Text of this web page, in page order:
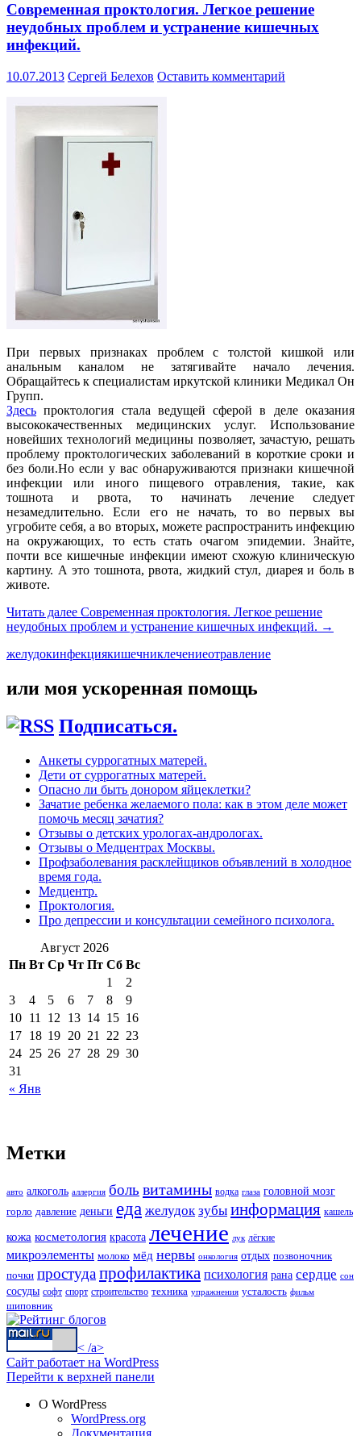
Современная проктология. Легкое решение
неудобных проблем и устранение кишечных
инфекций.
10.07.2013 Сергей Белехов Оставить комментарий
При первых признаках проблем с толстой кишкой или
анальным каналом не затягивайте начало лечения.
Обращайтесь к специалистам иркутской клиники Медикал Он
Групп.
Здесь проктология стала ведущей сферой в деле оказания
высококачественных медицинских услуг. Использование
новейших технологий медицины позволяет, зачастую, решать
проблему проктологических заболеваний в короткие сроки и
без боли.Но если у вас обнаруживаются признаки кишечной
инфекции или иного пищевого отравления, такие, как
тошнота и рвота, то начинать лечение следует
незамедлительно. Если его не начать, то во первых вы
угробите себя, а во вторых, можете распространить инфекцию
на окружающих, то есть стать очагом эпидемии. Знайте,
почти все кишечные инфекции имеют схожую клиническую
картину. А это тошнота, рвота, жидкий стул, диарея и боль в
животе.
Читать далее Современная проктология. Легкое решение
неудобных проблем и устранение кишечных инфекций. →
желудокинфекциякишечниклечениеотравление
или моя ускоренная помощь
Подписаться.
Анкеты суррогатных матерей.
Дети от суррогатных матерей.
Опасно ли быть донором яйцеклетки?
Зачатие ребенка желаемого пола: как в этом деле может
помочь месяц зачатия?
Отзывы о детских урологах-андрологах.
Отзывы о Медцентрах Москвы.
Профзаболевания расклейщиков объявлений в холодное
время года.
Медцентр.
Проктология.
Про депрессии и консультации семейного психолога.
Август 2026
Пн Вт Ср Чт Пт Сб Вс
« Янв
1
2
3
4 5 6 7 8
9
10 11 12 13 14 15 16
17 18 19 20 21 22 23
24 25 26 27 28 29 30
31
Метки
авто алкоголь аллергия боль витамины водка глаза головной мозг
горло давление деньги еда желудок зубы информация кашель
кожа косметология красота лечение лук лёгкие
микроэлементы молоко мёд нервы онкология отдых позвоночник
почки простудапрофилактика психология рана сердце сон
сосуды софт спорт строительство техника упражнения усталость фильм
шиповник
< /a>
Сайт работает на WordPress
Перейти к верхней панели
О WordPress
WordPress.org
Документация